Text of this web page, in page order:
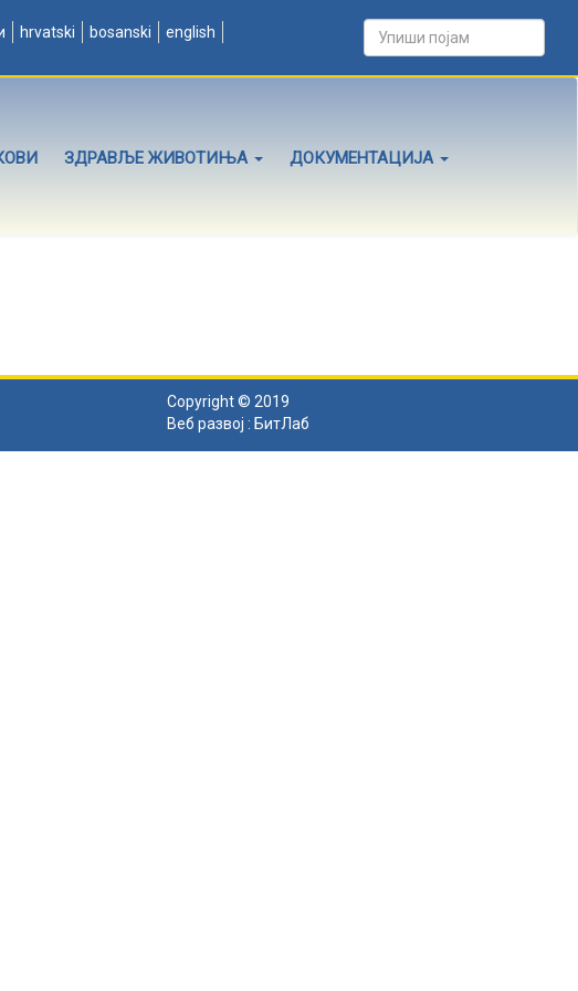
hrvatski bosanski english
ЗДРАВЉЕ ЖИВОТИЊА ДОКУМЕНТАЦИЈА
Copyright © 2019
Веб развој : БитЛаб